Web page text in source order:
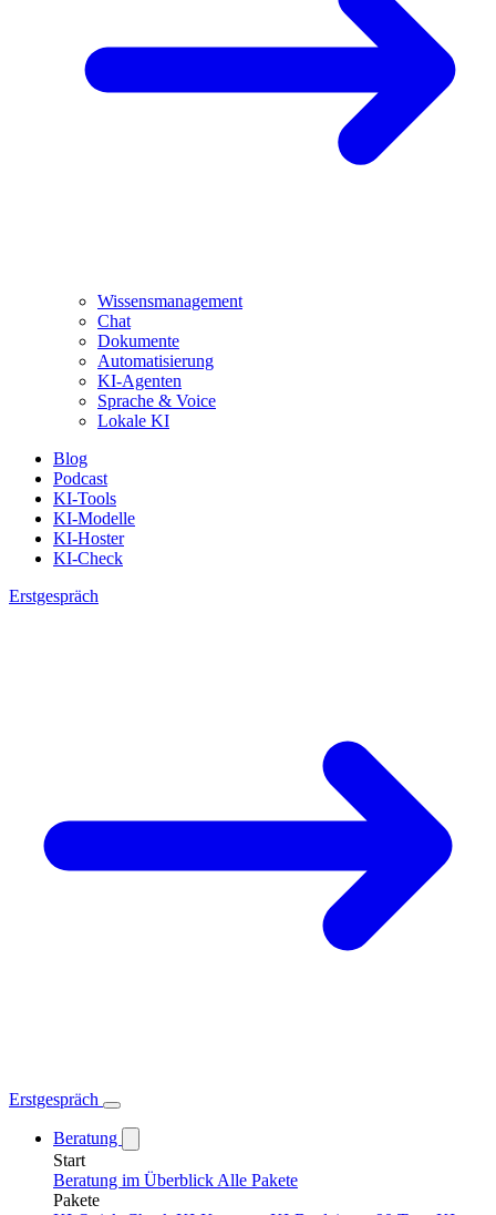
Wissensmanagement
Chat
Dokumente
Automatisierung
KI-Agenten
Sprache & Voice
Lokale KI
Blog
Podcast
KI-Tools
KI-Modelle
KI-Hoster
KI-Check
Erstgespräch
Erstgespräch
Beratung
Start
Beratung im Überblick Alle Pakete
Pakete